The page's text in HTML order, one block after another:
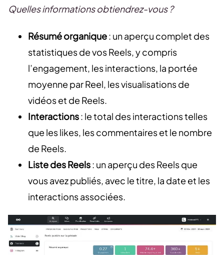
Quelles informations obtiendrez-vous ?
Résumé organique: un aperçu complet des
statistiques de vos Reels, y compris
l’engagement, les interactions, la portée
moyenne par Reel, les visualisations de
vidéos et de Reels.
Interactions: le total des interactions telles
que les likes, les commentaires et le nombre
de Reels.
Liste des Reels: un aperçu des Reels que
vous avez publiés, avec le titre, la date et les
interactions associées.